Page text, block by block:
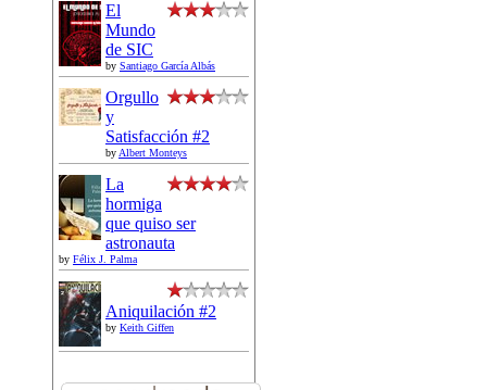
El
Mundo
de SIC
by Santiago García Albás
Orgullo
y
Satisfacción #2
byAlbert Monteys
La
hormiga
que quiso ser
astronauta
by Félix J. Palma
Aniquilación #2
by Keith Giffen